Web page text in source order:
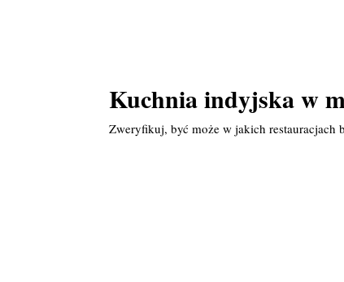
Kuchnia indyjska w
Zweryfikuj, być może w jakich